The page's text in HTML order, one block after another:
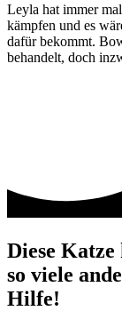
Leyla hat immer
kämpfen und es
dafür bekommt.
behandelt, doch
Diese Katze
so viele
Hilfe!